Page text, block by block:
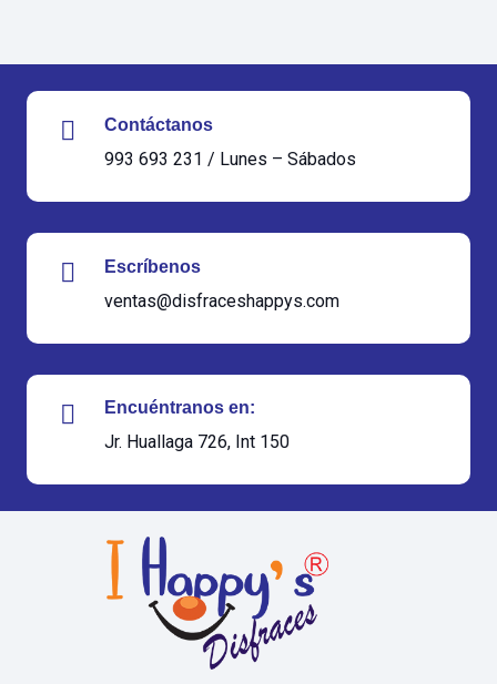
Contáctanos
993 693 231 / Lunes – Sábados
Escríbenos
ventas@disfraceshappys.com
Encuéntranos en:
Jr. Huallaga 726, Int 150